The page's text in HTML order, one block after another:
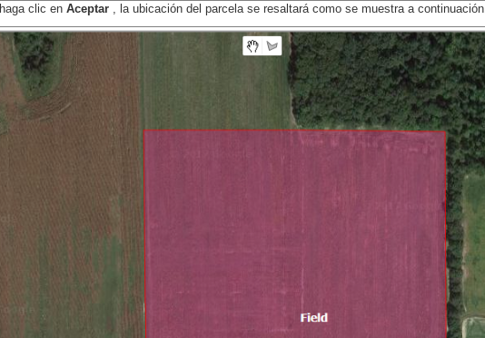
clic en Aceptar , la ubicación del parcela se resaltará como se muestra a continuación.